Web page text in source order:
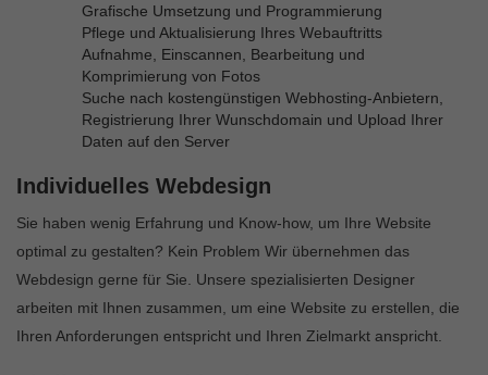
Grafische Umsetzung und Programmierung
Pflege und Aktualisierung Ihres Webauftritts
Aufnahme, Einscannen, Bearbeitung und
Komprimierung von Fotos
Suche nach kostengünstigen Webhosting-Anbietern,
Registrierung Ihrer Wunschdomain und Upload Ihrer
Daten auf den Server
Individuelles Webdesign
Sie haben wenig Erfahrung und Know-how, um Ihre Website
optimal zu gestalten? Kein Problem Wir übernehmen das
Webdesign gerne für Sie. Unsere spezialisierten Designer
arbeiten mit Ihnen zusammen, um eine Website zu erstellen, die
Ihren Anforderungen entspricht und Ihren Zielmarkt anspricht.